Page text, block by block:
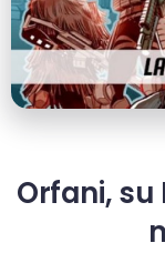
Orfani, su